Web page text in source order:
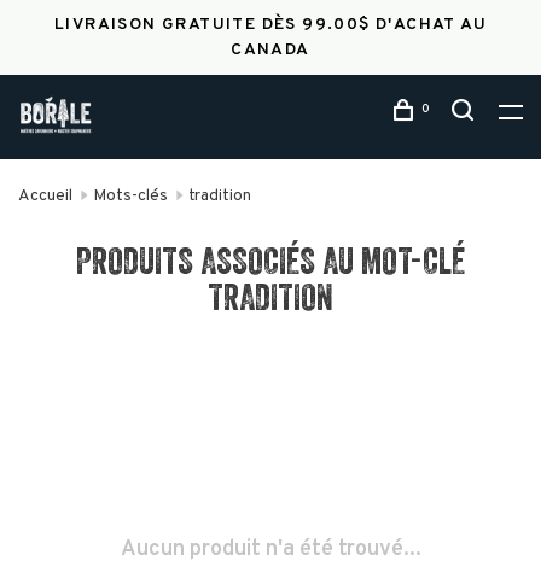
LIVRAISON GRATUITE DÈS 99.00$ D'ACHAT AU
CANADA
0
Accueil Mots-clés tradition
PRODUITS ASSOCIÉS AU MOT-CLÉ
TRADITION
Aucun produit n'a été trouvé...